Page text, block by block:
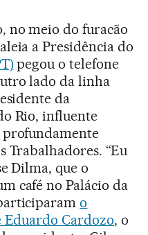
no meio do furacão
a Presidência do
pegou o telefone
lado da linha
da
Rio, influente
Trabalhadores. “Eu
Dilma, que o
café no Palácio da
o
Eduardo Cardozo, o